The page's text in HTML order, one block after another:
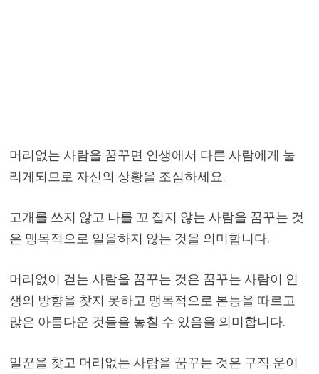
머리없는 사람을 꿈꾸면 인생에서 다른 사람에게 눌
리게되므로 자신의 상황을 조심하세요.
고개를 쓰지 않고 나를 꼬 집지 않는 사람을 꿈꾸는 것
은 맹목적으로 일을하지 않는 것을 의미합니다.
머리없이 걷는 사람을 꿈꾸는 것은 꿈꾸는 사람이 인
생의 방향을 찾지 못하고 맹목적으로 본능을 따르고
많은 아름다운 것들을 놓칠 수 있음을 의미합니다.
일꾼을 찾고 머리없는 사람을 꿈꾸는 것은 구직 운이